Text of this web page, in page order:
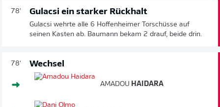
78' Gulacsi ein starker Rückhalt
Gulacsi wehrte alle 6 Hoffenheimer Torschüsse auf
seinen Kasten ab. Baumann bekam 2 drauf, beide drin.
78' Wechsel
AMADOU HAIDARA